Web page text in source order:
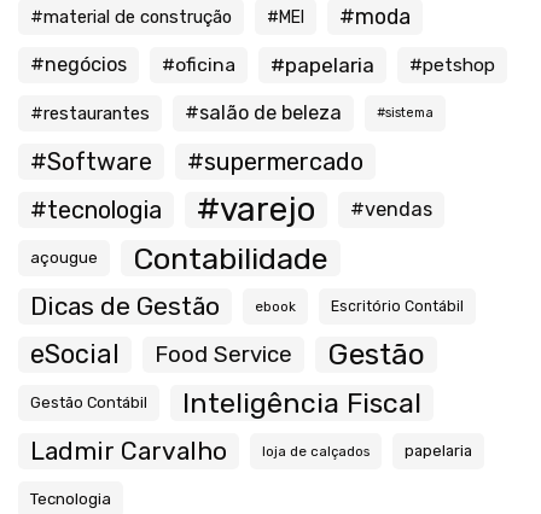
#material de construção #MEI #moda
#negócios #oficina #papelaria #petshop
#restaurantes #salão de beleza #sistema
#Software
#supermercado
#tecnologia
#varejo #vendas
açougue Contabilidade
Dicas de Gestão ebook Escritório Contábil
eSocial Food Service Gestão
Gestão Contábil Inteligência Fiscal
Ladmir Carvalho loja de calçados papelaria
Tecnologia